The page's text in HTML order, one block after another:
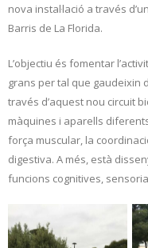
nova instal·lació a través
Barris de La Florida.
L’objectiu és fomentar
grans per tal que gaudeixin
través d’aquest nou circuit
màquines i aparells
força muscular, la
digestiva. A més, està
funcions cognitives,